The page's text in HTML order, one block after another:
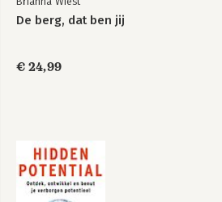
De berg, dat ben jij
€ 24,99